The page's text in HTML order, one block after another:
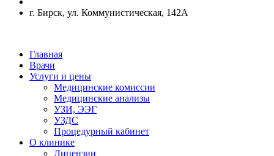
г. Бирск, ул. Коммунистическая, 142А
Главная
Врачи
Услуги и цены
Медицинские комиссии
Медицинские анализы
УЗИ, ЭЭГ
УЗДС
Процедурный кабинет
О клинике
Лицензии